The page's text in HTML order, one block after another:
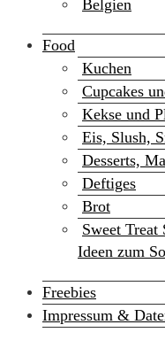
Belgien
Food
Kuchen
Cupcakes
Kekse und
Eis, Slush,
Desserts,
Deftiges
Brot
Sweet Treat
Ideen zum
Freebies
Impressum &